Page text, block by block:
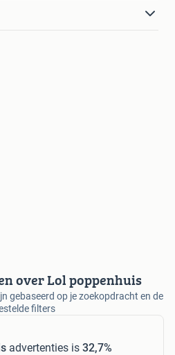
over Lol poppenhuis
gebaseerd op je zoekopdracht en de
filters
advertenties is 32,7%